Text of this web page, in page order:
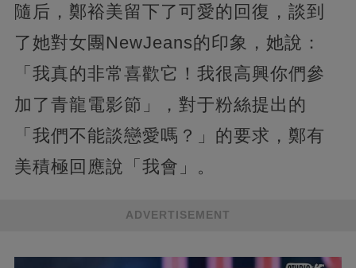
隨后，鄭裕美留下了可愛的回復，談到
了她對女團NewJeans的印象，她說：
「我真的非常喜歡它！我很高興你們參
加了青龍電影節」，對于粉絲提出的
「我們不能談戀愛嗎？」的要求，鄭有
美積極回應說「我會」。
ADVERTISEMENT